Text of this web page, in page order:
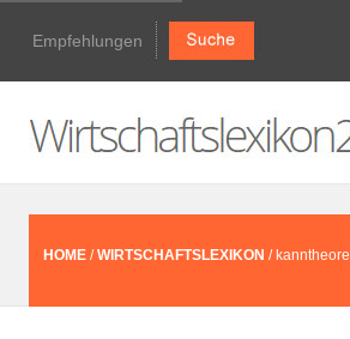
Empfehlungen
HOME /WIRTSCHAFTSLEXIKON /